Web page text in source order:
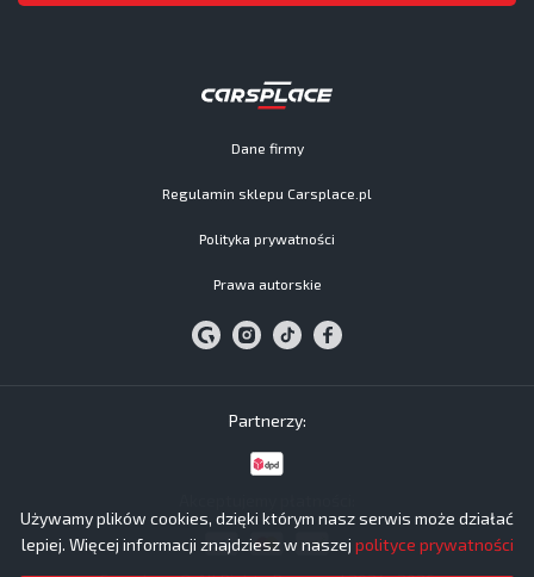
Używamy plików cookies, dzięki którym nasz serwis może działać
lepiej. Więcej informacji znajdziesz w naszej polityce prywatności
Dane firmy
Regulamin sklepu Carsplace.pl
Polityka prywatności
Prawa autorskie
Partnerzy: